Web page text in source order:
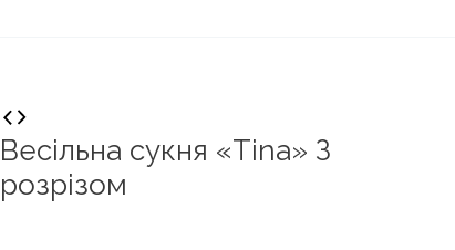
Весільна сукня «Tina» З
розрізом